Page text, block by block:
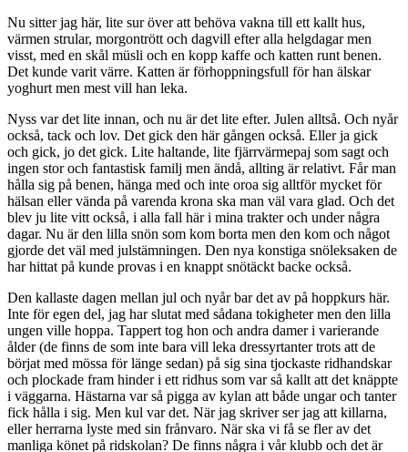
Nu sitter jag här, lite sur över att behöva vakna till ett kallt hus,
värmen strular, morgontrött och dagvill efter alla helgdagar men
visst, med en skål müsli och en kopp kaffe och katten runt benen.
Det kunde varit värre. Katten är förhoppningsfull för han älskar
yoghurt men mest vill han leka.
Nyss var det lite innan, och nu är det lite efter. Julen alltså. Och nyår
också, tack och lov. Det gick den här gången också. Eller ja gick
och gick, jo det gick. Lite haltande, lite fjärrvärmepaj som sagt och
ingen stor och fantastisk familj men ändå, allting är relativt. Får man
hålla sig på benen, hänga med och inte oroa sig alltför mycket för
hälsan eller vända på varenda krona ska man väl vara glad. Och det
blev ju lite vitt också, i alla fall här i mina trakter och under några
dagar. Nu är den lilla snön som kom borta men den kom och något
gjorde det väl med julstämningen. Den nya konstiga snöleksaken de
har hittat på kunde provas i en knappt snötäckt backe också.
Den kallaste dagen mellan jul och nyår bar det av på hoppkurs här.
Inte för egen del, jag har slutat med sådana tokigheter men den lilla
ungen ville hoppa. Tappert tog hon och andra damer i varierande
ålder (de finns de som inte bara vill leka dressyrtanter trots att de
börjat med mössa för länge sedan) på sig sina tjockaste ridhandskar
och plockade fram hinder i ett ridhus som var så kallt att det knäppte
i väggarna. Hästarna var så pigga av kylan att både ungar och tanter
fick hålla i sig. Men kul var det. När jag skriver ser jag att killarna,
eller herrarna lyste med sin frånvaro. När ska vi få se fler av det
manliga könet på ridskolan? De finns några i vår klubb och det är